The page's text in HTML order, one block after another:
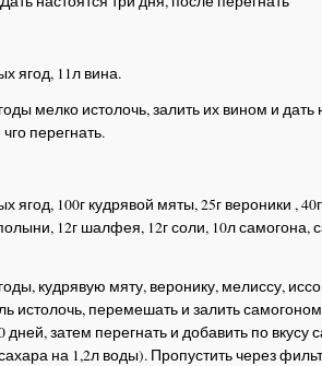
ягод, 11л вина.
мелко истолочь, залить их вином и дать
перегнать.
ягод, 100г кудрявой мяты, 25г вероники ,
12г шалфея, 12г соли, 10л самогона,
кудрявую мяту, веронику, мелиссу,
истолочь, перемешать и залить
дней, затем перегнать и добавить по вкусу
на 1,2л воды). Пропустить через